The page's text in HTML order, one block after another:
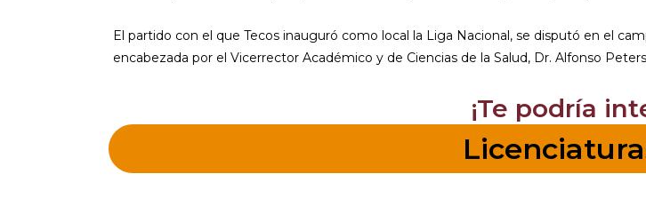
El partido con el que Tecos inauguró como local la Liga Nacional, se disputó en el
encabezada por el Vicerrector Académico y de Ciencias de la Salud, Dr. Alfonso
¡Te podría